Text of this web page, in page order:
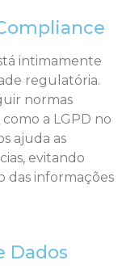
intimamente
regulatória.
normas
a LGPD no
ajuda as
evitando
das informações
Dados